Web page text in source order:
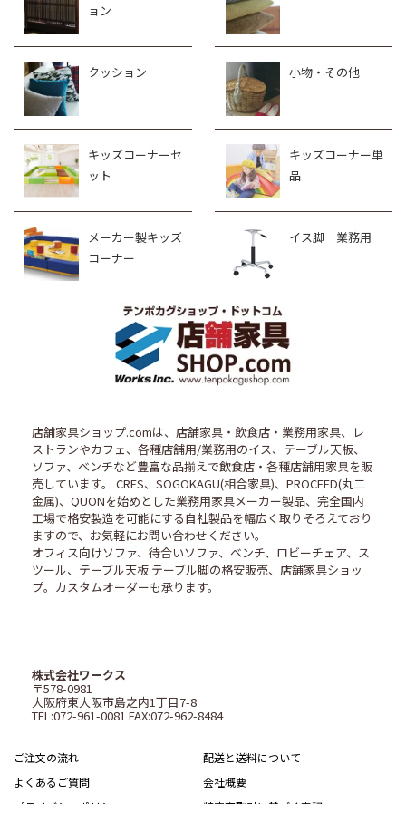
ョン
クッション 小物・その他
キッズコーナーセ
ット
キッズコーナー単
品
メーカー製キッズ
コーナー
イス脚 業務用
店舗家具ショップ.comは、店舗家具・飲食店・業務用家具、レ
ストランやカフェ、各種店舗用/業務用のイス、テーブル天板、
ソファ、ベンチなど豊富な品揃えで飲食店・各種店舗用家具を販
売しています。 CRES、SOGOKAGU(相合家具)、PROCEED(丸二
金属)、QUONを始めとした業務用家具メーカー製品、完全国内
工場で格安製造を可能にする自社製品を幅広く取りそろえており
ますので、お気軽にお問い合わせください。
オフィス向けソファ、待合いソファ、ベンチ、ロビーチェア、ス
ツール、テーブル天板 テーブル脚の格安販売、店舗家具ショッ
プ。カスタムオーダーも承ります。
株式会社ワークス
〒578-0981
大阪府東大阪市島之内1丁目7-8
TEL:072-961-0081 FAX:072-962-8484
ご注文の流れ
配送と送料について
よくあるご質問
会社概要
プライバシーポリシー
特定商取引に基づく表記